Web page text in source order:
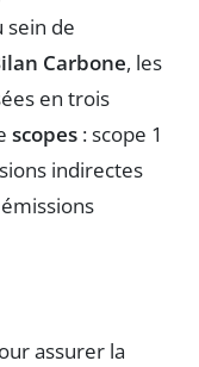
sein de
Carbone, les
en trois
scopes : scope 1
indirectes
assurer la